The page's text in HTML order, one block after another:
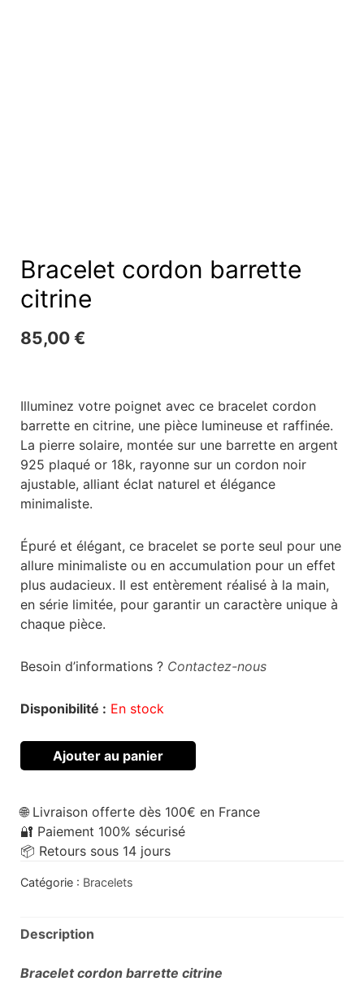
Bracelet cordon barrette
citrine
85,00 €
Illuminez votre poignet avec ce bracelet cordon
barrette en citrine, une pièce lumineuse et raffinée.
La pierre solaire, montée sur une barrette en argent
925 plaqué or 18k, rayonne sur un cordon noir
ajustable, alliant éclat naturel et élégance
minimaliste.
Épuré et élégant, ce bracelet se porte seul pour une
allure minimaliste ou en accumulation pour un effet
plus audacieux. Il est entèrement réalisé à la main,
en série limitée, pour garantir un caractère unique à
chaque pièce.
Besoin d’informations ? Contactez-nous
Disponibilité : En stock
Ajouter au panier
🌐 Livraison offerte dès 100€ en France
🔐 Paiement 100% sécurisé
📦 Retours sous 14 jours
Catégorie : Bracelets
Description
Bracelet cordon barrette citrine